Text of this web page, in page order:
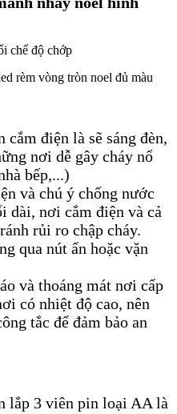
điện là sẽ sáng đèn,
nơi dễ gây cháy nổ
bếp,...)
và chú ý chống nước
dài, nơi cắm điện và cả
rủi ro chập cháy.
qua nút ấn hoặc vặn
và thoáng mát nơi cấp
có nhiệt độ cao, nên
tắc để đảm bảo an
lắp 3 viên pin loại AA là